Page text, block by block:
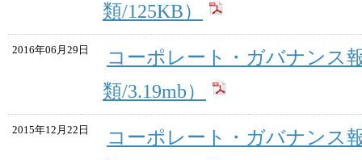
類/125KB）
2016年06月29日
コーポレート・ガバナンス
類/3.19mb）
2015年12月22日
コーポレート・ガバナンス